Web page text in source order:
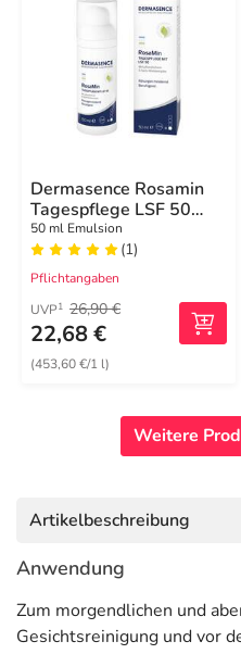
Dermasence Rosamin
Tagespflege LSF 50
Emulsion
50 ml Emulsion
(1)
Pflichtangaben
UVP1 26,90 €
22,68 €
(453,60 €/1 l)
Weitere
Artikelbeschreibung
Anwendung
Zum morgendlichen und
Gesichtsreinigung und vor